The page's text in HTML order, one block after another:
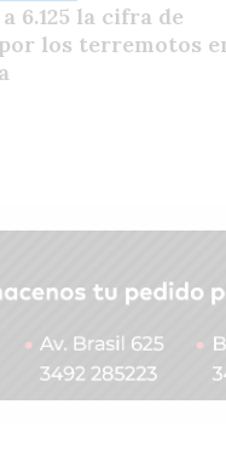
6.125 la cifra de
los terremotos